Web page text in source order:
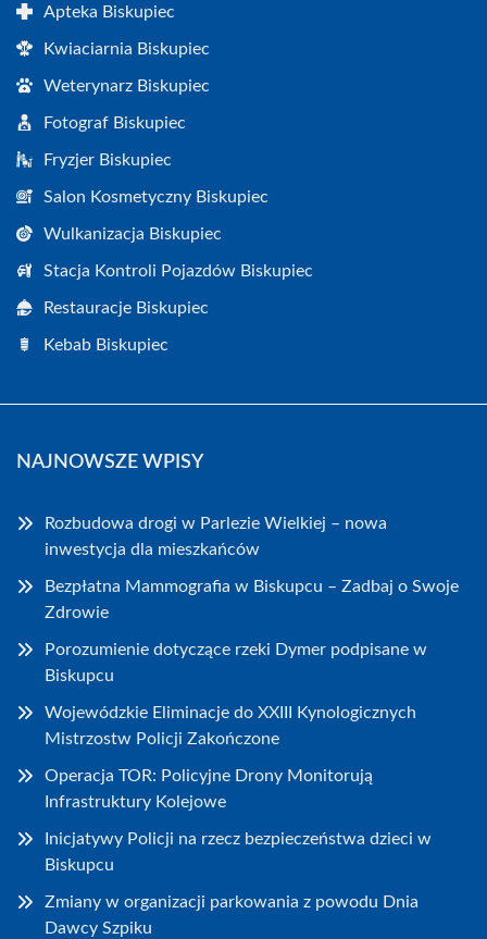
Apteka Biskupiec
Kwiaciarnia Biskupiec
Weterynarz Biskupiec
Fotograf Biskupiec
Fryzjer Biskupiec
Salon Kosmetyczny Biskupiec
Wulkanizacja Biskupiec
Stacja Kontroli Pojazdów Biskupiec
Restauracje Biskupiec
Kebab Biskupiec
NAJNOWSZE WPISY
Rozbudowa drogi w Parlezie Wielkiej – nowa
inwestycja dla mieszkańców
Bezpłatna Mammografia w Biskupcu – Zadbaj o Swoje
Zdrowie
Porozumienie dotyczące rzeki Dymer podpisane w
Biskupcu
Wojewódzkie Eliminacje do XXIII Kynologicznych
Mistrzostw Policji Zakończone
Operacja TOR: Policyjne Drony Monitorują
Infrastruktury Kolejowe
Inicjatywy Policji na rzecz bezpieczeństwa dzieci w
Biskupcu
Zmiany w organizacji parkowania z powodu Dnia
Dawcy Szpiku